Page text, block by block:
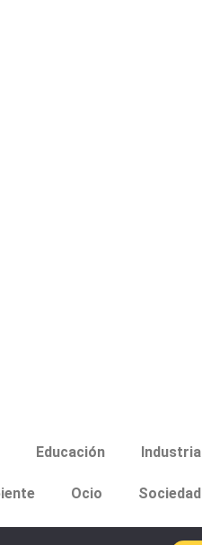
Educación Industria
Ocio Sociedad